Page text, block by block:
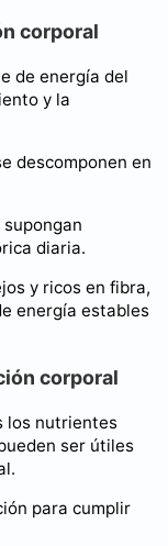
corporal
de energía del
y la
descomponen en
diaria.
y ricos en fibra,
energía estables
corporal
los nutrientes
ser útiles
para cumplir